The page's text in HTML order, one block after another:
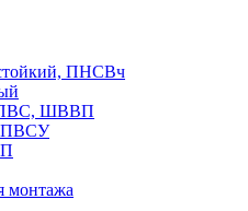
ПНСВч
ПВС, ШВВП
ПВСУ
монтажа